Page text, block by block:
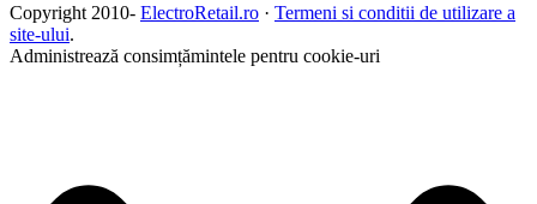
Copyright 2010- ElectroRetail.ro · Termeni si conditii de utilizare a
site-ului.
Administrează consimțămintele pentru cookie-uri